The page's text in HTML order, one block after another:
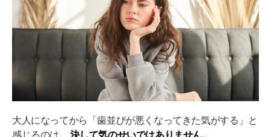
歯並びが悪い大人が歯列矯正をしないとどうなる？
リスク①：虫歯・歯周病
リスク②：肩こり・頭痛
リスク③：咀嚼や会話への影響
大人になってから「歯並びが悪くなってきた気がする」と
感じるのは、
決して気のせいではありません。